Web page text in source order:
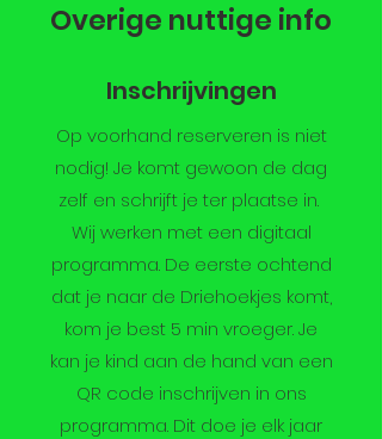
Overige nuttige info
Inschrijvingen
Op voorhand reserveren is niet
nodig! Je komt gewoon de dag
zelf en schrijft je ter plaatse in.
Wij werken met een digitaal
programma. De eerste ochtend
dat je naar de Driehoekjes komt,
kom je best 5 min vroeger. Je
kan je kind aan de hand van een
QR code inschrijven in ons
programma. Dit doe je elk jaar